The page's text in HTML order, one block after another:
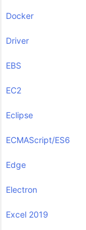
Docker
Driver
EBS
EC2
Eclipse
ECMAScript/ES6
Edge
Electron
Excel 2019